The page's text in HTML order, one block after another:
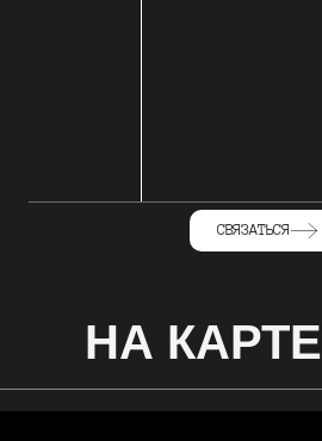
СВЯЗАТЬСЯ
НА КАРТЕ